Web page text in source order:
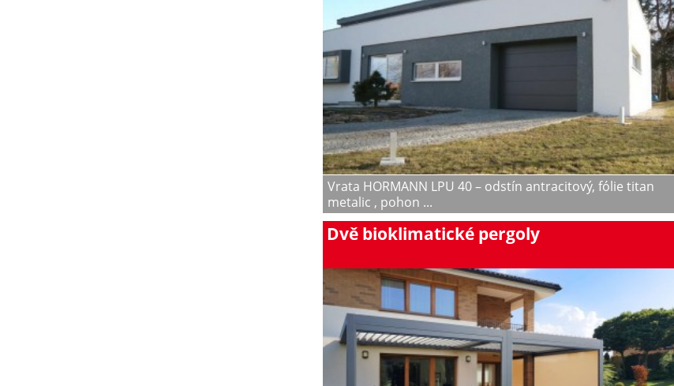
Vrata HORMANN LPU 40 – odstín antracitový, fólie titan
metalic , pohon ...
Dvě bioklimatické pergoly